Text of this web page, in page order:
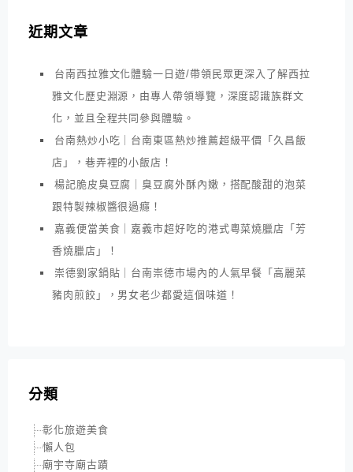
近期文章
台南西拉雅文化體驗一日遊/帶領民眾更深入了解西拉
雅文化歷史淵源，由專人帶領導覽，深度認識族群文
化，並且全程共同參與體驗。
台南熱炒小吃｜台南東區熱炒推薦超級平價「久昌飯
店」，巷弄裡的小飯店！
楊記脆皮臭豆腐｜臭豆腐外酥內嫩，搭配酸甜的泡菜
跟特製辣椒醬很過癮！
嘉義便當美食｜嘉義市超好吃的港式粵菜燒臘店「芳
香燒臘店」！
崇德劉家鍋貼｜台南崇德市場內的人氣早餐「高麗菜
豬肉煎餃」，男女老少都愛這個味道！
分類
彰化旅遊美食
懶人包
廟宇寺廟古蹟